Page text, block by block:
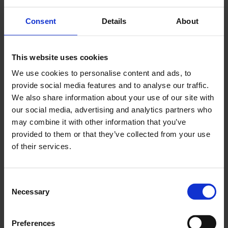
Consent Details About
This website uses cookies
We use cookies to personalise content and ads, to
provide social media features and to analyse our traffic.
We also share information about your use of our site with
our social media, advertising and analytics partners who
may combine it with other information that you’ve
provided to them or that they’ve collected from your use
of their services.
Selection
Necessary
Preferences
markedsutsikter
PLUS
blikkenslagerfaget